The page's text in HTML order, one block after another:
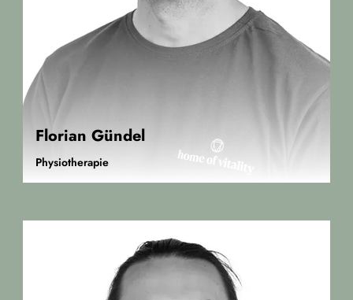
Florian Gündel
Physiotherapie